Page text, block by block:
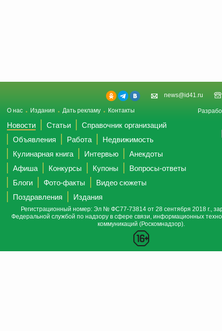
news@id41.ru
О нас Издания Дать рекламу Контакты
Новости Статьи
Справочник организаций
Объявления
Работа
Недвижимость
Кулинарная книга
Интервью
Анекдоты
Афиша
Конкурсы Купоны
Вопросы-ответы
Блоги
Фото-факты
Видео сюжеты
Поздравления
Издания
Регистрационный номер: Эл № ФС77-73814 от 28 сентября 2018 г.,
Федеральной службой по надзору в сфере связи, информационных
коммуникаций (Роскомнадзор).